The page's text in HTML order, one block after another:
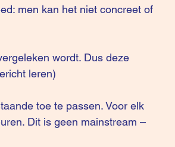
men kan het niet concreet of
wordt. Dus deze
leren)
toe te passen. Voor elk
Dit is geen mainstream –